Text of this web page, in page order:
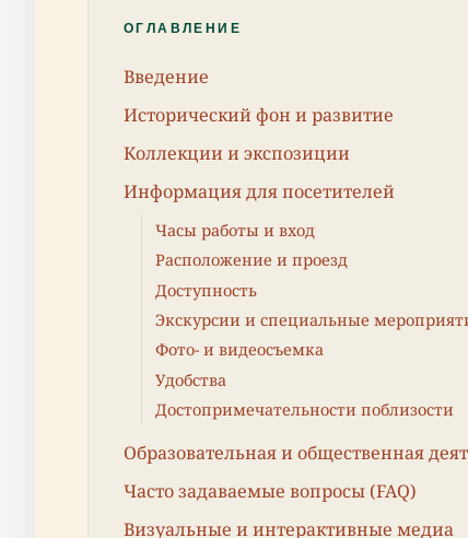
ОГЛАВЛЕНИЕ
Введение
Исторический фон и развитие
Коллекции и экспозиции
Информация для посетителей
Часы работы и вход
Расположение и проезд
Доступность
Экскурсии и специальные
Фото- и видеосъемка
Удобства
Достопримечательности поблизости
Образовательная и общественная
Часто задаваемые вопросы (FAQ)
Визуальные и интерактивные медиа